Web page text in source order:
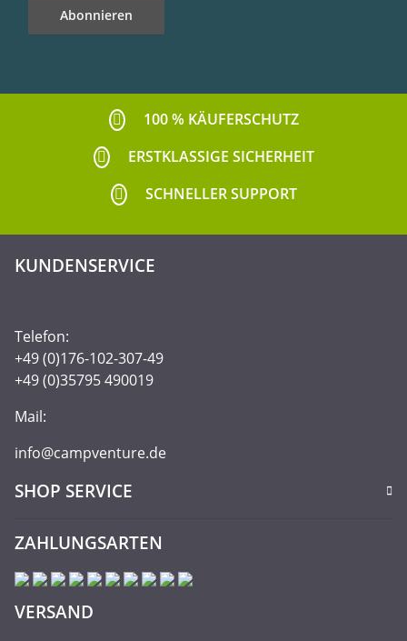
Abonnieren
100 % KÄUFERSCHUTZ
ERSTKLASSIGE SICHERHEIT
SCHNELLER SUPPORT
KUNDENSERVICE
Telefon:
+49 (0)176-102-307-49
+49 (0)35795 490019
Mail:
info@campventure.de
SHOP SERVICE
ZAHLUNGSARTEN
VERSAND